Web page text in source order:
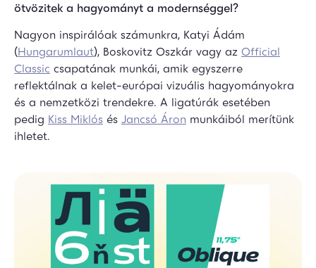
ötvözitek a hagyományt a modernséggel?
Nagyon inspirálóak számunkra, Katyi Ádám
(Hungarumlaut), Boskovitz Oszkár vagy az Official
Classic csapatának munkái, amik egyszerre
reflektálnak a kelet-európai vizuális hagyományokra
és a nemzetközi trendekre. A ligatúrák esetében
pedig Kiss Miklós és Jancsó Áron munkáiból merítünk
ihletet.